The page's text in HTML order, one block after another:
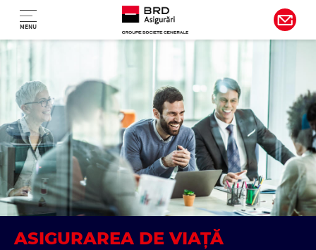
Sari la conținutul principal
Navigare principală
MENU
ASIGURAREA DE VIAȚĂ